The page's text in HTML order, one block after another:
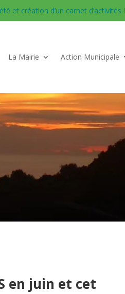
et création d’un carnet d’activités !
La Mairie Action Municipale
en juin et cet